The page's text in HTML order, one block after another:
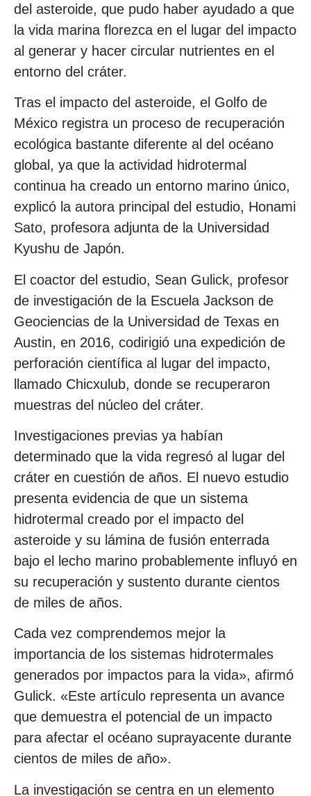
del asteroide, que pudo haber ayudado a que
la vida marina florezca en el lugar del impacto
al generar y hacer circular nutrientes en el
entorno del cráter.
Tras el impacto del asteroide, el Golfo de
México registra un proceso de recuperación
ecológica bastante diferente al del océano
global, ya que la actividad hidrotermal
continua ha creado un entorno marino único,
explicó la autora principal del estudio, Honami
Sato, profesora adjunta de la Universidad
Kyushu de Japón.
El coactor del estudio, Sean Gulick, profesor
de investigación de la Escuela Jackson de
Geociencias de la Universidad de Texas en
Austin, en 2016, codirigió una expedición de
perforación científica al lugar del impacto,
llamado Chicxulub, donde se recuperaron
muestras del núcleo del cráter.
Investigaciones previas ya habían
determinado que la vida regresó al lugar del
cráter en cuestión de años. El nuevo estudio
presenta evidencia de que un sistema
hidrotermal creado por el impacto del
asteroide y su lámina de fusión enterrada
bajo el lecho marino probablemente influyó en
su recuperación y sustento durante cientos
de miles de años.
Cada vez comprendemos mejor la
importancia de los sistemas hidrotermales
generados por impactos para la vida», afirmó
Gulick. «Este artículo representa un avance
que demuestra el potencial de un impacto
para afectar el océano suprayacente durante
cientos de miles de año».
La investigación se centra en un elemento